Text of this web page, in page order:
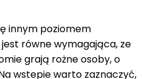
innym poziomem
równe wymagająca, ze
grają rożne osoby, o
wstepie warto zaznaczyć,